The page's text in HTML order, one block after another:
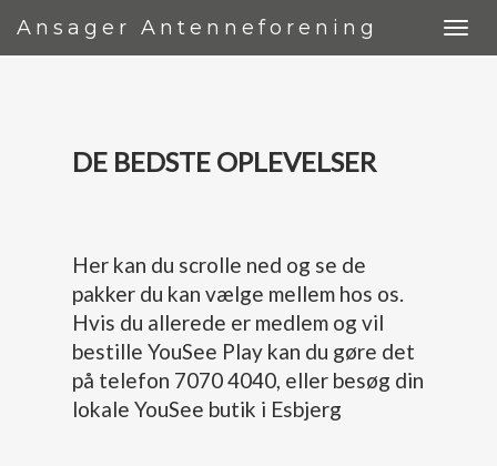
Ansager Antenneforening
DE BEDSTE OPLEVELSER
Her kan du scrolle ned og se de
pakker du kan vælge mellem hos os.
Hvis du allerede er medlem og vil
bestille YouSee Play kan du gøre det
på telefon 7070 4040, eller besøg din
lokale YouSee butik i Esbjerg